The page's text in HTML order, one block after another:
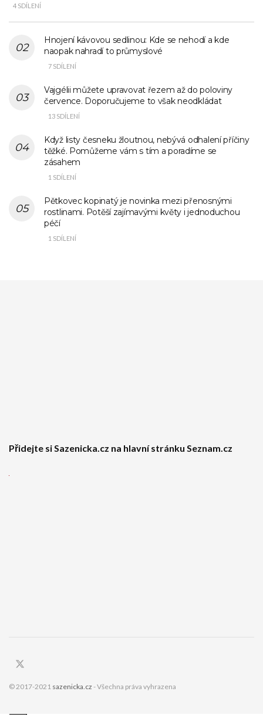
4 SDÍLENÍ
Hnojení kávovou sedlinou: Kde se nehodí a kde
naopak nahradí to průmyslové
7 SDÍLENÍ
Vajgélii můžete upravovat řezem až do poloviny
července. Doporučujeme to však neodkládat
13 SDÍLENÍ
Když listy česneku žloutnou, nebývá odhalení příčiny
těžké. Pomůžeme vám s tím a poradíme se
zásahem
1 SDÍLENÍ
Pětkovec kopinatý je novinka mezi přenosnými
rostlinami. Potěší zajímavými květy i jednoduchou
péčí
1 SDÍLENÍ
Přidejte si Sazenicka.cz na hlavní stránku Seznam.cz
© 2017-2021 sazenicka.cz - Všechna práva vyhrazena